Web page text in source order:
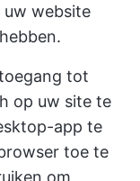
uw website
tot
op uw site te
app te
toe te
om